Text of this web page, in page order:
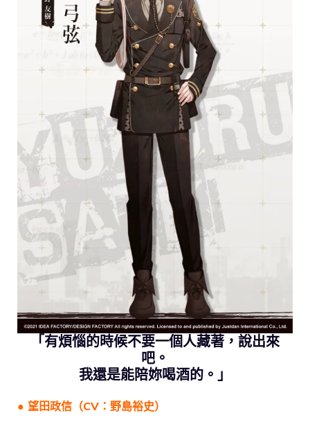
「有煩惱的時候不要一個人藏著，說出來
吧。
我還是能陪妳喝酒的。」
● 望田政信（CV：野島裕史）